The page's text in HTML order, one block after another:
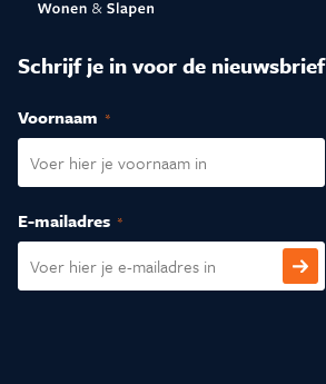
Schrijf je in voor de nieuwsbrief
Voornaam (Vereist)
E-mailadres (Vereist)